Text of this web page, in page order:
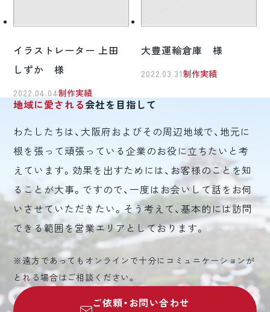
イラストレーター 上田
しずか 様
2022.04.04制作実績
大豊運輸倉庫 様
2022.03.31 制作実績
地域に愛される会社を目指して
わたしたちは、大阪府およびその周辺地域で、地元に
根を張って頑張っている企業のお役に立ちたいと考
えています。効果を出すためには、お客様のことを知
ることが大事。ですので、一度はお会いして話をお伺
いさせていただきたい。そう考えて、基本的には訪問
できる範囲を営業エリアとしております。
※遠方であってもオンラインで十分にコミュニケーションが
とれる場合はご相談ください。
ご依頼・お問い合わせ